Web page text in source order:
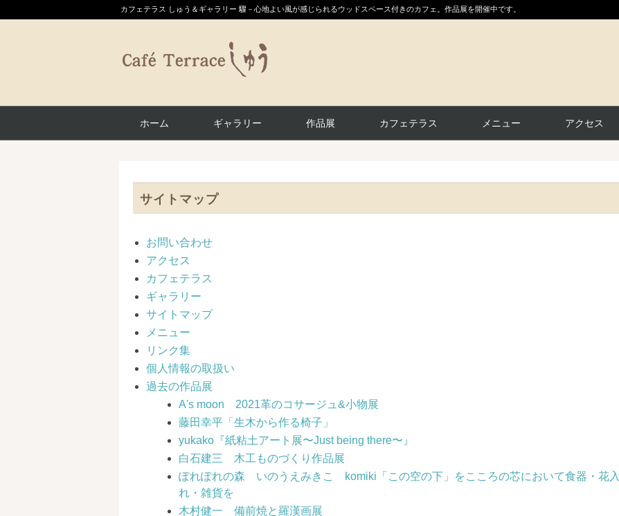
カフェテラス しゅう＆ギャラリー 驟－心地よい風が感じられるウッドスペース付きのカフェ。作品展を開催中です。
ホーム ギャラリー 作品展 カフェテラス メニュー アクセス
サイトマップ
お問い合わせ
アクセス
カフェテラス
ギャラリー
サイトマップ
メニュー
リンク集
個人情報の取扱い
過去の作品展
A's moon 2021革のコサージュ&小物展
藤田幸平「生木から作る椅子」
yukako『紙粘土アート展〜Just being there〜』
白石建三 木工ものづくり作品展
ぽれぽれの森 いのうえみきこ komiki「この空の下」をこころの芯において食器・花入
れ・雑貨を
木村健一 備前焼と羅漢画展